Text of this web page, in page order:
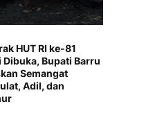
HUT RI ke-81
Dibuka, Bupati Barru
Semangat
Adil, dan